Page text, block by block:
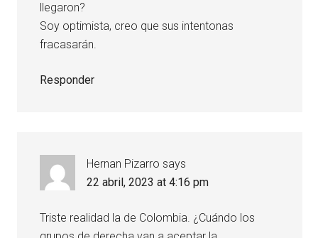
llegaron?
Soy optimista, creo que sus intentonas
fracasarán.
Responder
Hernan Pizarro says
22 abril, 2023 at 4:16 pm
Triste realidad la de Colombia. ¿Cuándo los